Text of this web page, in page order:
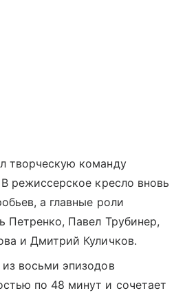
творческую команду
режиссерское кресло вновь
а главные роли
Петренко, Павел Трубинер,
и Дмитрий Куличков.
восьми эпизодов
по 48 минут и сочетает